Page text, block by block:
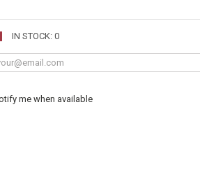
IN STOCK: 0
me when available